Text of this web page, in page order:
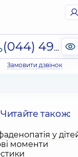
(044) 495-2-888
Замовити дзвінок
Читайте також: